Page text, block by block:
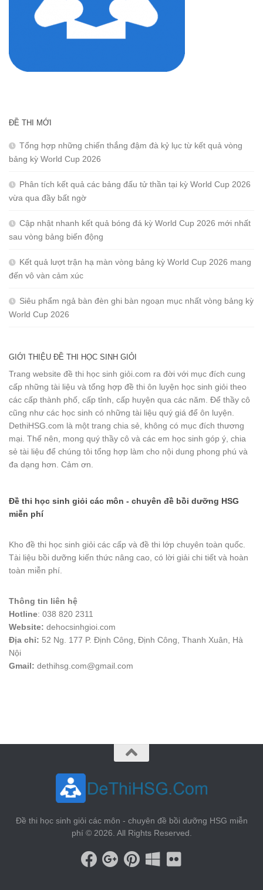
ĐỀ THI MỚI
Tổng hợp những chiến thắng đậm đà kỷ lục từ kết quả vòng
bảng kỳ World Cup 2026
Phân tích kết quả các bảng đấu tử thần tại kỳ World Cup 2026
vừa qua đầy bất ngờ
Cập nhật nhanh kết quả bóng đá kỳ World Cup 2026 mới nhất
sau vòng bảng biến động
Kết quả lượt trận hạ màn vòng bảng kỳ World Cup 2026 mang
đến vô vàn cảm xúc
Siêu phẩm ngả bàn đèn ghi bàn ngoạn mục nhất vòng bảng kỳ
World Cup 2026
GIỚI THIỆU ĐỀ THI HỌC SINH GIỎI
Trang website đề thi học sinh giỏi.com ra đời với mục đích cung
cấp những tài liệu và tổng hợp đề thi ôn luyện học sinh giỏi theo
các cấp thành phố, cấp tỉnh, cấp huyện qua các năm. Để thầy cô
cũng như các học sinh có những tài liệu quý giá để ôn luyện.
DethiHSG.com là một trang chia sẻ, không có mục đích thương
mại. Thế nên, mong quý thầy cô và các em học sinh góp ý, chia
sẻ tài liệu để chúng tôi tổng hợp làm cho nội dung phong phú và
đa dạng hơn. Cảm ơn.
Đề thi học sinh giỏi các môn - chuyên đề bồi dưỡng HSG
miễn phí
Kho đề thi học sinh giỏi các cấp và đề thi lớp chuyên toàn quốc.
Tài liệu bồi dưỡng kiến thức nâng cao, có lời giải chi tiết và hoàn
toàn miễn phí.
Thông tin liên hệ
Hotline: 038 820 2311
Website: dehocsinhgioi.com
Địa chỉ: 52 Ng. 177 P. Định Công, Định Công, Thanh Xuân, Hà
Nội
Gmail: dethihsg.com@gmail.com
Đề thi học sinh giỏi các môn - chuyên đề bồi dưỡng HSG miễn
phí © 2026. All Rights Reserved.